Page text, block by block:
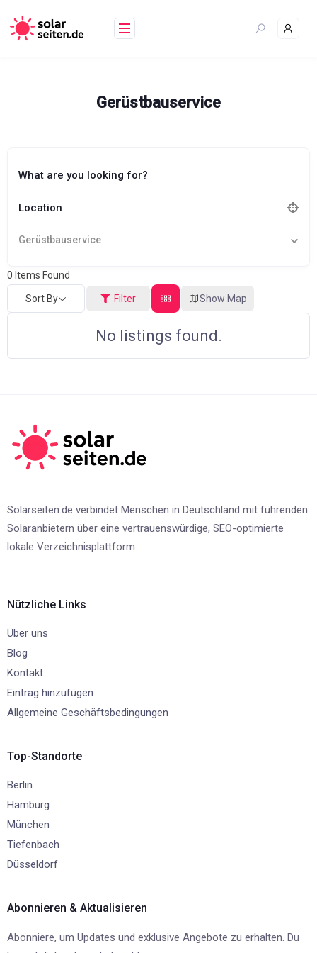
content
Gerüstbauservice
What are you looking for?
Location
Gerüstbauservice
0 Items Found
Sort By Filter Show Map
No listings found.
Solarseiten.de verbindet Menschen in Deutschland mit führenden
Solaranbietern über eine vertrauenswürdige, SEO-optimierte
lokale Verzeichnisplattform.
Nützliche Links
Über uns
Blog
Kontakt
Eintrag hinzufügen
Allgemeine Geschäftsbedingungen
Top-Standorte
Berlin
Hamburg
München
Tiefenbach
Düsseldorf
Abonnieren & Aktualisieren
Abonniere, um Updates und exklusive Angebote zu erhalten. Du